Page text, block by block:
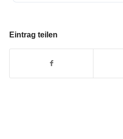
Eintrag teilen